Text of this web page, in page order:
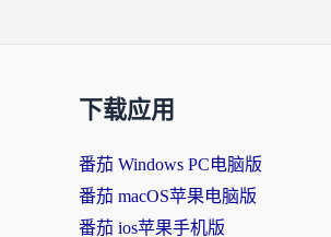
下载应用
番茄 Windows PC电脑版
番茄 macOS苹果电脑版
番茄 ios苹果手机版